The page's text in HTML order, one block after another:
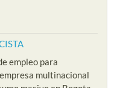
empleo para
multinacional